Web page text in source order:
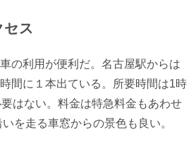
ス
の利用が便利だ。名古屋駅からは
間に１本出ている。所要時間は1時
はない。料金は特急料金もあわせ
を走る車窓からの景色も良い。